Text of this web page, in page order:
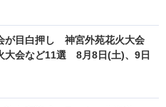
が目白押し 神宮外苑花火大会
大会など11選 8月8日(土)、9日